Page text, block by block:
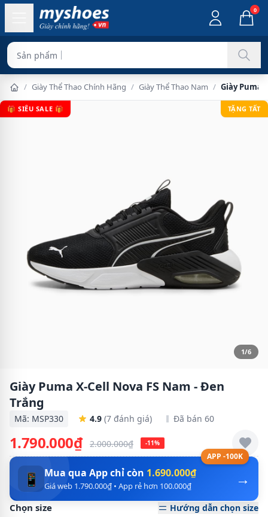
0
Sản phẩm chính hãng
/ Giày Thể Thao Chính Hãng / Giày Thể Thao Nam / Giày Puma
🎁 SIÊU SALE 🎁 TẶNG TẤT
1/6
Giày Puma X-Cell Nova FS Nam - Đen
Trắng
Mã: MSP330 4.9 (7 đánh giá) Đã bán 60
1.790.000₫ 2.000.000₫ -11%
APP -100K
→
📱 Mua qua App chỉ còn 1.690.000₫
Giá web 1.790.000₫ • App rẻ hơn 100.000₫
Chọn size Hướng dẫn chọn size